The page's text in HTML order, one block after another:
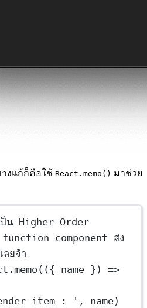
างแก้ก็คือใช้ React.memo() มาช่วย
น Higher Order
function component ส่ง
ยจ้า
memo (({ name }) =>
item : ' , name)